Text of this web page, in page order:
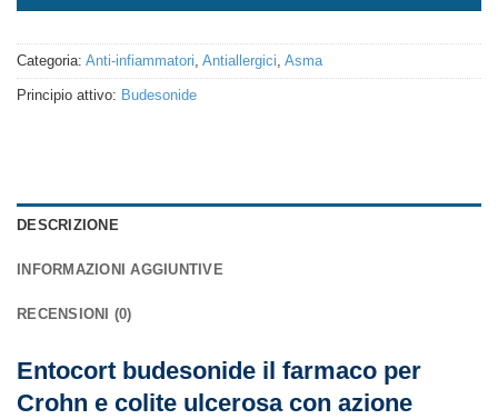
Categoria: Anti-infiammatori Antiallergici Asma
Principio attivo: Budesonide
DESCRIZIONE
INFORMAZIONI AGGIUNTIVE
RECENSIONI (0)
Entocort budesonide il farmaco per
Crohn e colite ulcerosa con azione